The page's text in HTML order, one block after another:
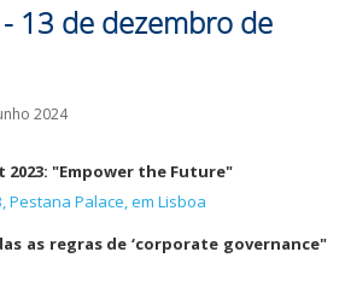
13 de dezembro de
2024
2023: "Empower the Future"
Pestana Palace, em Lisboa
as regras de ‘corporate governance"